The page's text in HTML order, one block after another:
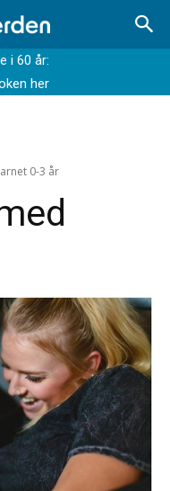
i 60 år:
her
0-3 år